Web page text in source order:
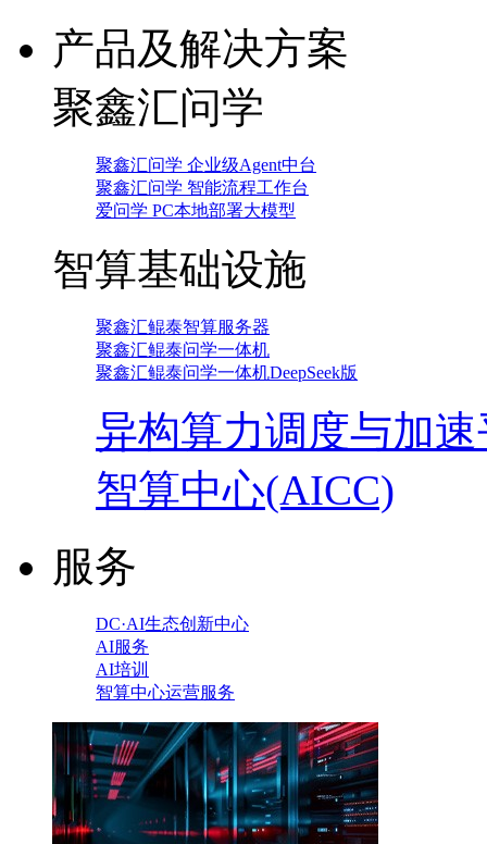
产品及解决方案
聚鑫汇问学
聚鑫汇问学 企业级Agent中台
聚鑫汇问学 智能流程工作台
爱问学 PC本地部署大模型
智算基础设施
聚鑫汇鲲泰智算服务器
聚鑫汇鲲泰问学一体机
聚鑫汇鲲泰问学一体机DeepSeek版
异构算力调度与加
智算中心(AICC)
服务
DC·AI生态创新中心
AI服务
AI培训
智算中心运营服务